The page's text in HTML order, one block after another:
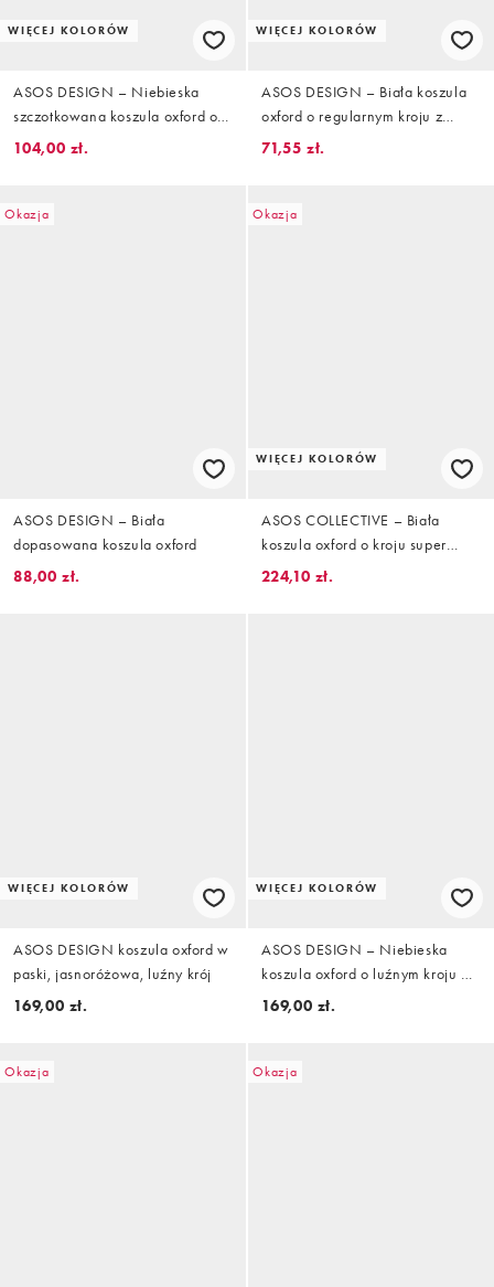
WIĘCEJ KOLORÓW
ASOS DESIGN – Niebieska
szczotkowana koszula oxford o
regularnym kroju
104,00 zł.
WIĘCEJ KOLORÓW
ASOS DESIGN – Biała koszula
oxford o regularnym kroju z
haftem na piersi
71,55 zł.
Okazja
ASOS DESIGN – Biała
dopasowana koszula oxford
88,00 zł.
Okazja
WIĘCEJ KOLORÓW
ASOS COLLECTIVE – Biała
koszula oxford o kroju super
oversize
224,10 zł.
WIĘCEJ KOLORÓW
ASOS DESIGN koszula oxford w
paski, jasnoróżowa, luźny krój
169,00 zł.
WIĘCEJ KOLORÓW
ASOS DESIGN – Niebieska
koszula oxford o luźnym kroju w
paski
169,00 zł.
Okazja Okazja